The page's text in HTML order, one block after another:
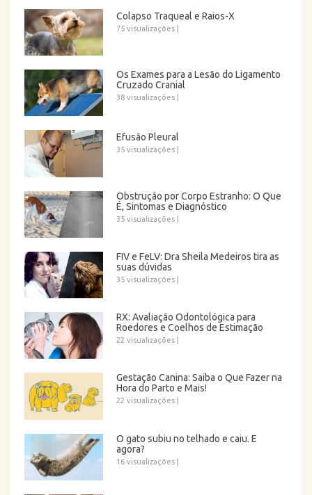
Colapso Traqueal e Raios-X
75 visualizações
Os Exames para a Lesão do Ligamento
Cruzado Cranial
38 visualizações
Efusão Pleural
35 visualizações
Obstrução por Corpo Estranho: O Que
É, Sintomas e Diagnóstico
35 visualizações
FIV e FeLV: Dra Sheila Medeiros tira as
suas dúvidas
35 visualizações
RX: Avaliação Odontológica para
Roedores e Coelhos de Estimação
22 visualizações
Gestação Canina: Saiba o Que Fazer na
Hora do Parto e Mais!
22 visualizações
O gato subiu no telhado e caiu. E
agora?
16 visualizações